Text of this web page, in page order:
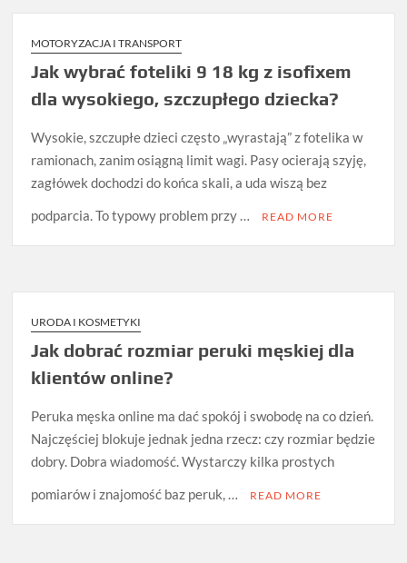
MOTORYZACJA I TRANSPORT
Jak wybrać foteliki 9 18 kg z isofixem
dla wysokiego, szczupłego dziecka?
Wysokie, szczupłe dzieci często „wyrastają” z fotelika w
ramionach, zanim osiągną limit wagi. Pasy ocierają szyję,
zagłówek dochodzi do końca skali, a uda wiszą bez
podparcia. To typowy problem przy …
READ MORE
URODA I KOSMETYKI
Jak dobrać rozmiar peruki męskiej dla
klientów online?
Peruka męska online ma dać spokój i swobodę na co dzień.
Najczęściej blokuje jednak jedna rzecz: czy rozmiar będzie
dobry. Dobra wiadomość. Wystarczy kilka prostych
pomiarów i znajomość baz peruk, …
READ MORE